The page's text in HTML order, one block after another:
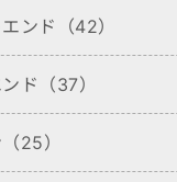
ンド（42）
ド（37）
25）